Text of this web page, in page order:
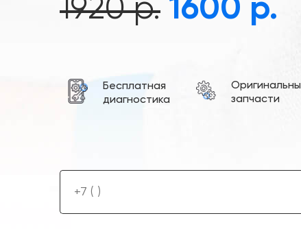
1920 р. 1600 р.
Бесплатная
диагностика
запчасти